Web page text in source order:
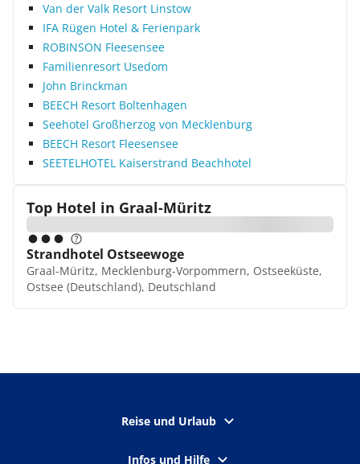
Van der Valk Resort Linstow
IFA Rügen Hotel & Ferienpark
ROBINSON Fleesensee
Familienresort Usedom
John Brinckman
BEECH Resort Boltenhagen
Seehotel Großherzog von Mecklenburg
BEECH Resort Fleesensee
SEETELHOTEL Kaiserstrand Beachhotel
Top Hotel in Graal-Müritz
Strandhotel Ostseewoge
Graal-Müritz, Mecklenburg-Vorpommern, Ostseeküste,
Ostsee (Deutschland), Deutschland
Reise und Urlaub
Infos und Hilfe